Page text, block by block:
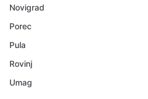
Novigrad
Porec
Pula
Rovinj
Umag